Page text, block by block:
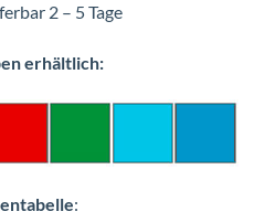
2 – 5 Tage
erhältlich:
: